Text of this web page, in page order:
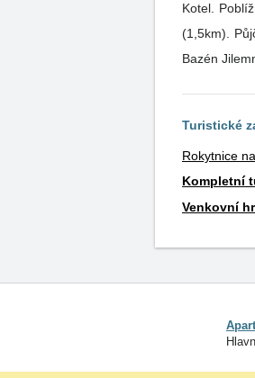
Kotel.
(1,5km). Půjčovna lyží, lyžařská škola 400m, restaurace na Potoce 600m, obchod Tesco 2,5km, menší obchod s potravinami 600m, kuželna 2km.
Bazén
Turistické
Rokytnice
Kompletní
Venkovní